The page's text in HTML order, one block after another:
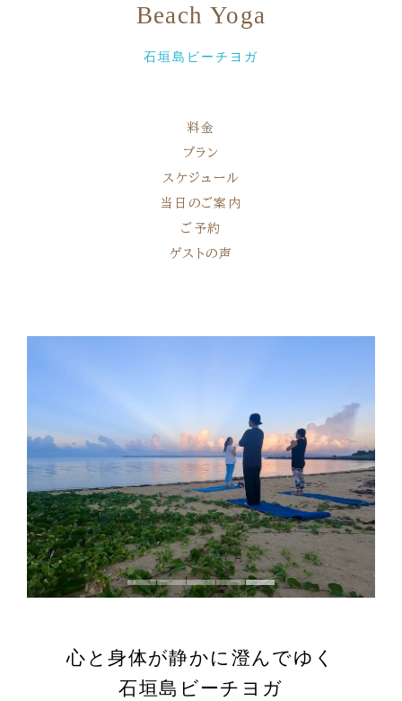
Beach Yoga
石垣島ビーチヨガ
料金
プラン
スケジュール
当日のご案内
ご予約
ゲストの声
心と身体が静かに澄んでゆく
石垣島ビーチヨガ